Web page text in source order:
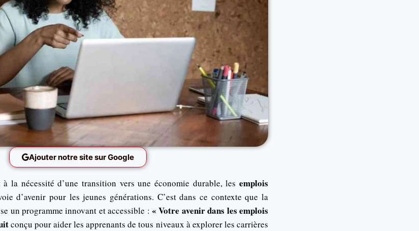
Ajouter notre site sur Google
la nécessité d’une transition vers une économie durable, les emplois
d’avenir pour les jeunes générations. C’est dans ce contexte que la
un programme innovant et accessible :« Votre avenir dans les emplois
conçu pour aider les apprenants de tous niveaux à explorer les carrières